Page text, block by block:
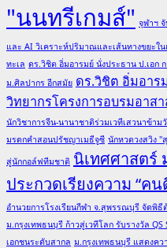
"นนทรีเกมส์" จุฬาฯ
และ AI วิเคราะห์ปริมาณและเส้นทางขยะใ
ทะเล ดร.วิชิต อิ่มอารมย์ นั่งประธาน ป.เอก
ม.ศิลปากร อีกสมัย ดร.วิชิต อิ่มอาร
วิทยากรโครงการอบรมอาส
นักวิชาการจีน-นานาชาติร่วมเวทีเสวนาข้
มรดกคำสอนปรัชญาเมธีจูซี นักหวดวงสวิง "
สู่นักกอล์ฟทีมชาติ นิเทศศาสตร์
ประกวดเรียงความ “ค
อำนวยการโรงเรียนกีฬา จ.สุพรรณบุรี จัดพิ
ม.กรุงเทพธนบุรี ก้าวสู่เวทีโลก รับรางวัล
เอกชนระดับสากล ม.กรุงเทพธนบุรี แสดงคว